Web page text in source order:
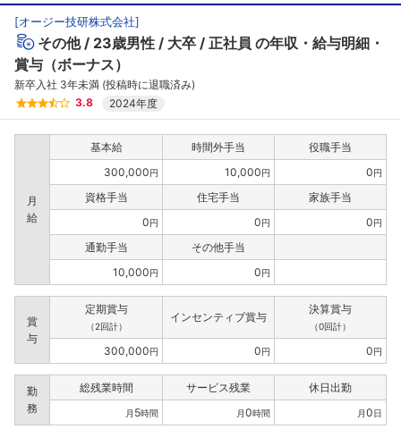
フォローしました
こちらの企業もフォローしませんか？
[オージー技研株式会社]
その他 23歳男性 大卒 正社員 の年収・給与明細・
賞与（ボーナス）
新卒入社 3年未満 (投稿時に退職済み)
3.8
2024年度
月
給
基本給 時間外手当
役職手当
300,000円 10,000円 0円
資格手当 住宅手当
家族手当
0円 0円 0円
通勤手当
その他手当
10,000円 0円
賞
与
定期賞与
（2回計）
インセンティブ賞与
決算賞与
（0回計）
300,000円 0円 0円
勤
務
総残業時間 サービス残業 休日出勤
月 5時間 月0時間 月0日